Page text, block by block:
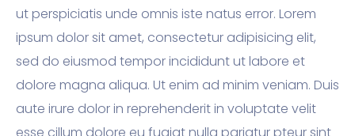
ut perspiciatis unde omnis iste natus error. Lorem
ipsum dolor sit amet, consectetur adipisicing elit,
sed do eiusmod tempor incididunt ut labore et
dolore magna aliqua. Ut enim ad minim veniam. Duis
aute irure dolor in reprehenderit in voluptate velit
esse cillum dolore eu fugiat nulla pariatur pteur sint